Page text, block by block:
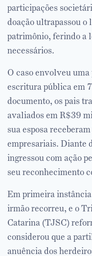
participações
doação ultrapassou
patrimônio, ferindo a
necessários.
O caso envolveu
escritura pública em
documento, os pais
avaliados em R$39
sua esposa
empresariais. Diante
ingressou com ação
seu reconhecimento
Em primeira
irmão recorreu, e o
Catarina (TJSC)
considerou que a
anuência dos